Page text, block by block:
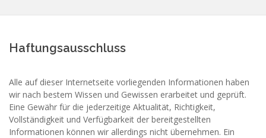
Haftungsausschluss
Alle auf dieser Internetseite vorliegenden Informationen haben
wir nach bestem Wissen und Gewissen erarbeitet und geprüft.
Eine Gewähr für die jederzeitige Aktualität, Richtigkeit,
Vollständigkeit und Verfügbarkeit der bereitgestellten
Informationen können wir allerdings nicht übernehmen. Ein